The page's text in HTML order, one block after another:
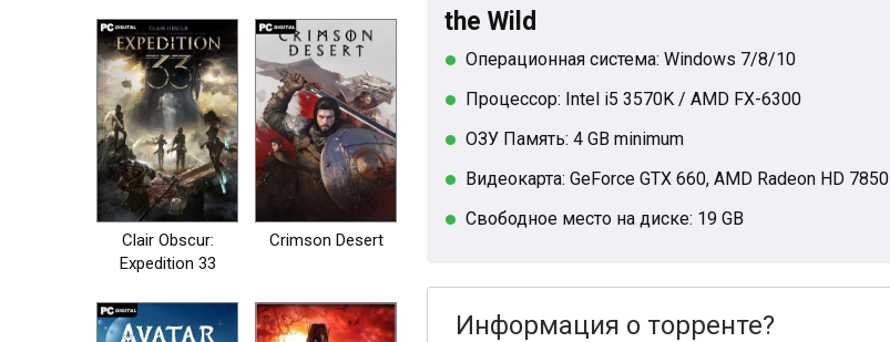
Clair Obscur:
Expedition 33
Crimson Desert
the Wild
Операционная система: Windows 7/8/10
Процессор: Intel i5 3570K / AMD FX-6300
ОЗУ Память: 4 GB minimum
Видеокарта: GeForce GTX 660, AMD Radeon HD 7850
Свободное место на диске: 19 GB
Информация о торренте?